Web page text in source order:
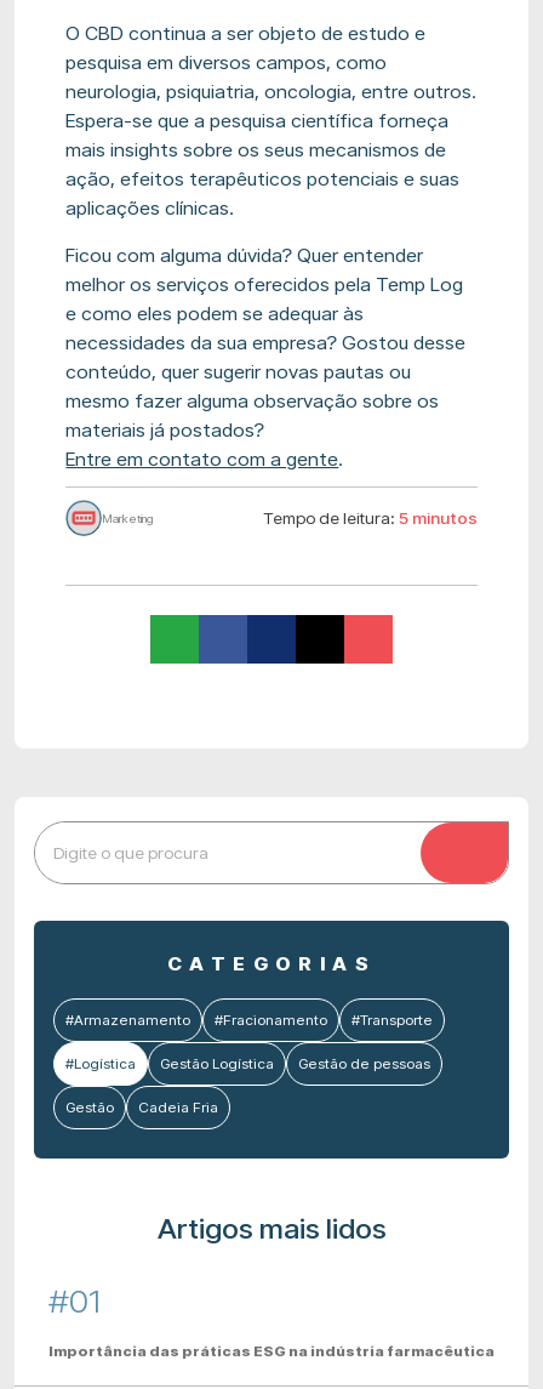
Marketing Tempo de leitura: 5 minutos
O CBD continua a ser objeto de estudo e
pesquisa em diversos campos, como
neurologia, psiquiatria, oncologia, entre outros.
Espera-se que a pesquisa científica forneça
mais insights sobre os seus mecanismos de
ação, efeitos terapêuticos potenciais e suas
aplicações clínicas.
Ficou com alguma dúvida? Quer entender
melhor os serviços oferecidos pela Temp Log
e como eles podem se adequar às
necessidades da sua empresa? Gostou desse
conteúdo, quer sugerir novas pautas ou
mesmo fazer alguma observação sobre os
materiais já postados?
Entre em contato com a gente.
CATEGORIAS
#Armazenamento #Fracionamento #Transporte
#Logística Gestão Logística Gestão de pessoas
Gestão Cadeia Fria
Artigos mais lidos
#01
Importância das práticas ESG na indústria farmacêutica